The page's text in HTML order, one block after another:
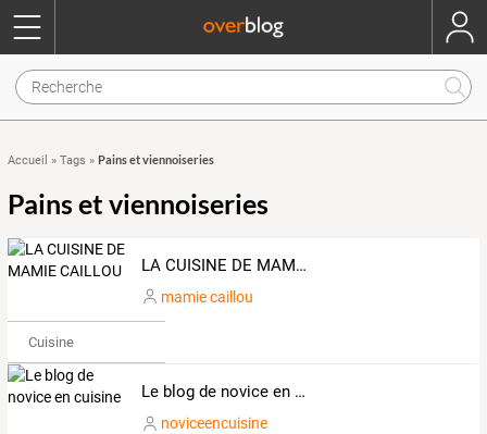
Accueil » Tags » Pains et viennoiseries
Pains et viennoiseries
LA CUISINE DE MAMIE CAILLOU
mamie caillou
Cuisine
Le blog de novice en cuisine
noviceencuisine